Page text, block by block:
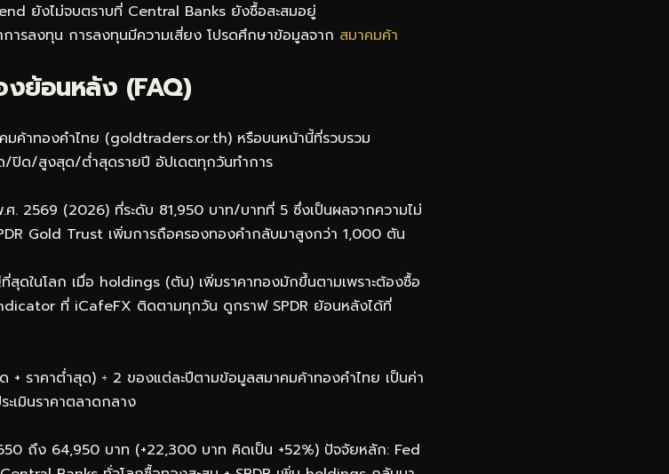
ยังไม่จบตราบที่ Central Banks ยังซื้อสะสมอยู่
การลงทุน การลงทุนมีความเสี่ยง โปรดศึกษาข้อมูลจาก สมาคมค้า
งย้อนหลัง (FAQ)
มค้าทองคำไทย (goldtraders.or.th) หรือบนหน้านี้ที่รวบรวม
/ปิด/สูงสุด/ต่ำสุดรายปี อัปเดตทุกวันทำการ
. 2569 (2026) ที่ระดับ 81,950 บาท/บาทที่ 5 ซึ่งเป็นผลจากความไม่
Gold Trust เพิ่มการถือครองทองคำกลับมาสูงกว่า 1,000 ตัน
ดในโลก เมื่อ holdings (ตัน) เพิ่มราคาทองมักขึ้นตามเพราะต้องซื้อ
ที่ iCafeFX ติดตามทุกวัน ดูกราฟ SPDR ย้อนหลังได้ที่
+ ราคาต่ำสุด) ÷ 2 ของแต่ละปีตามข้อมูลสมาคมค้าทองคำไทย เป็นค่า
ะเมินราคาตลาดกลาง
ถึง 64,950 บาท (+22,300 บาท คิดเป็น +52%) ปัจจัยหลัก: Fed